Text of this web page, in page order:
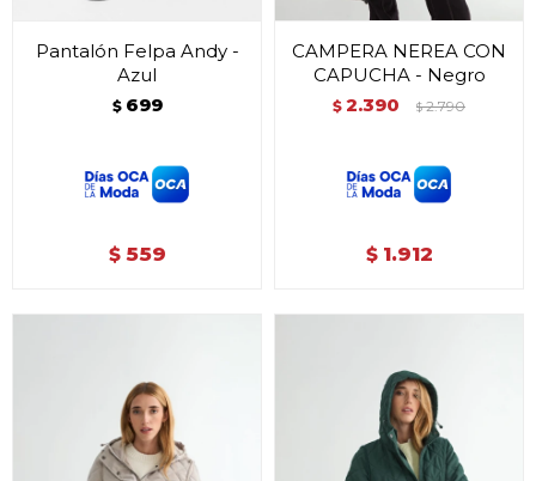
Pantalón Felpa Andy -
Azul
$ 699
$ 559
CAMPERA NEREA CON
CAPUCHA - Negro
$ 2.390 $ 2.790
$ 1.912